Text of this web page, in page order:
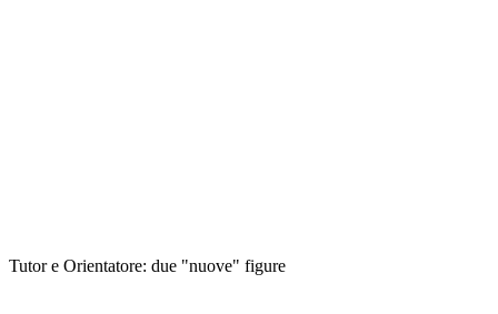
Tutor e Orientatore: due "nuove" figure